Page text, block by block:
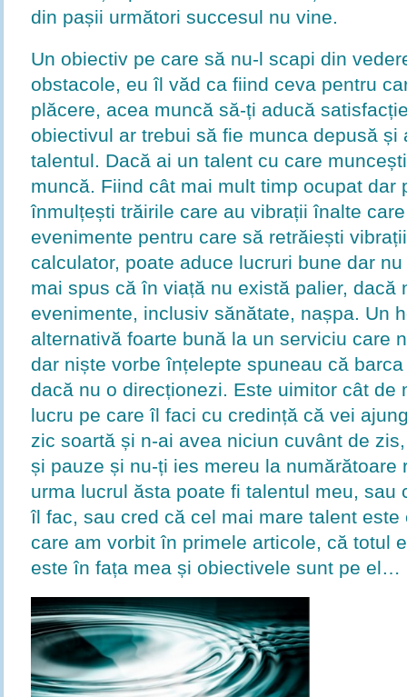
din pașii următori succesul nu vine.
Un obiectiv pe care să nu-l scapi din
obstacole, eu îl văd ca fiind ceva pentru
plăcere, acea muncă să-ți aducă
obiectivul ar trebui să fie munca depusă și
talentul. Dacă ai un talent cu care
muncă. Fiind cât mai mult timp ocupat dar
înmulțești trăirile care au vibrații înalte
evenimente pentru care să retrăiești
calculator, poate aduce lucruri bune dar
mai spus că în viață nu există palier, dacă
evenimente, inclusiv sănătate, nașpa. Un
alternativă foarte bună la un serviciu care
dar niște vorbe înțelepte spuneau că
dacă nu o direcționezi. Este uimitor cât de
lucru pe care îl faci cu credință că vei
zic soartă și n-ai avea niciun cuvânt de
și pauze și nu-ți ies mereu la numărătoare
urma lucrul ăsta poate fi talentul meu, sau
îl fac, sau cred că cel mai mare talent este
care am vorbit în primele articole, că totul
este în fața mea și obiectivele sunt pe